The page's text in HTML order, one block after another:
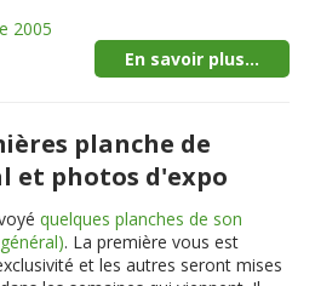
2005
En savoir plus...
planche de
et photos d'expo
quelques planches de son
. La première vous est
et les autres seront mises